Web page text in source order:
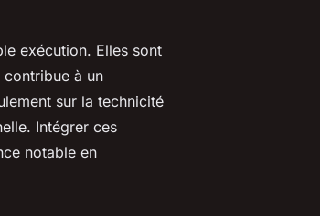
exécution. Elles sont
à un
sur la technicité
Intégrer ces
notable en